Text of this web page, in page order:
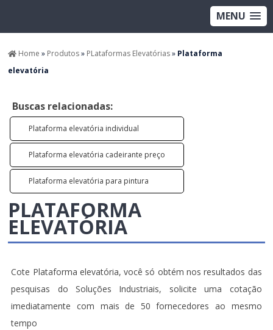
MENU
Home » Produtos» PLataformas Elevatórias» Plataforma
elevatória
Buscas relacionadas:
Plataforma elevatória individual
Plataforma elevatória cadeirante preço
Plataforma elevatória para pintura
PLATAFORMA
ELEVATÓRIA
Cote Plataforma elevatória, você só obtém nos resultados das
pesquisas do Soluções Industriais, solicite uma cotação
imediatamente com mais de 50 fornecedores ao mesmo
tempo